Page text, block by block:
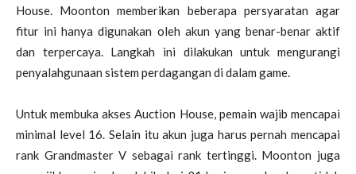
House. Moonton memberikan beberapa persyaratan agar
fitur ini hanya digunakan oleh akun yang benar-benar aktif
dan terpercaya. Langkah ini dilakukan untuk mengurangi
penyalahgunaan sistem perdagangan di dalam game.
Untuk membuka akses Auction House, pemain wajib mencapai
minimal level 16. Selain itu akun juga harus pernah mencapai
rank Grandmaster V sebagai rank tertinggi. Moonton juga